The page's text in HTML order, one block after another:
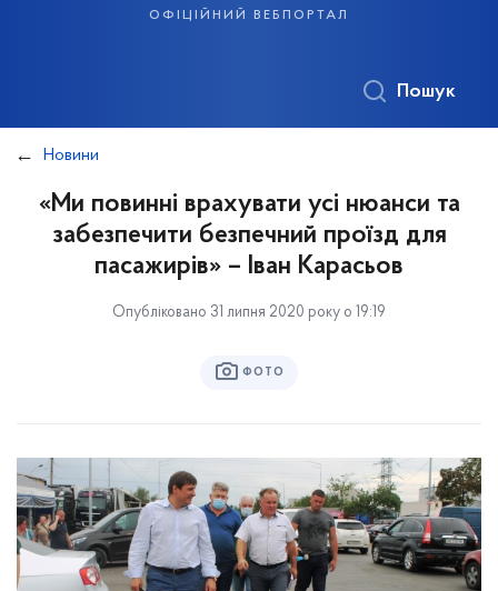
офіційний вебпортал
Пошук
Новини
«Ми повинні врахувати усі нюанси та
забезпечити безпечний проїзд для
пасажирів» – Іван Карасьов
Опубліковано 31 липня 2020 року о 19:19
ФОТО